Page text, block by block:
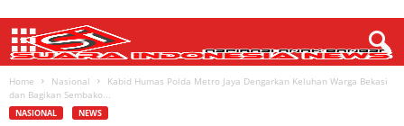
Home Nasional
Kabid Humas Polda Metro Jaya Dengarkan Keluhan Warga Bekasi
dan Bagikan Sembako...
NASIONAL NEWS